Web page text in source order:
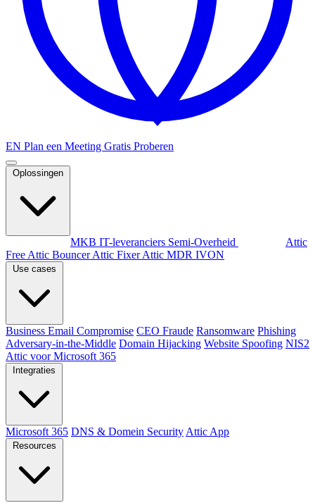
EN Plan een Meeting Gratis Proberen
MKB IT-leveranciers Semi-Overheid
Attic
Free Attic BouncerAttic FixerAttic MDR IVON
Business Email Compromise CEO Fraude Ransomware Phishing
Adversary-in-the-Middle Domain Hijacking Website Spoofing NIS2
Attic voor Microsoft 365
Microsoft 365 DNS & Domein Security Attic App